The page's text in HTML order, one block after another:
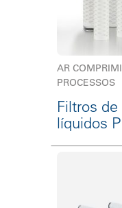
AR
PROCESSOS
Filtros
líquidos